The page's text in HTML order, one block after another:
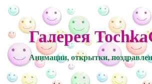
Галерея
Анимации, открытки,